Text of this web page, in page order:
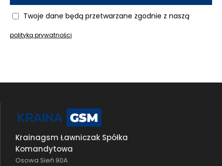
Twoje dane będą przetwarzane zgodnie z naszą
polityką prywatności
Krainagsm Ławniczak Spółka
Komandytowa
Osowa Sień 90A